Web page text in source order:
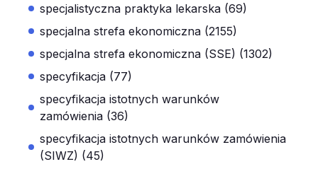
specjalistyczna praktyka lekarska (69)
specjalna strefa ekonomiczna (2155)
specjalna strefa ekonomiczna (SSE) (1302)
specyfikacja (77)
specyfikacja istotnych warunków
zamówienia (36)
specyfikacja istotnych warunków zamówienia
(SIWZ) (45)